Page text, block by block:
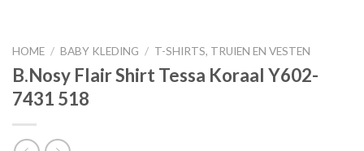
HOME / BABY KLEDING / T-SHIRTS, TRUIEN EN VESTEN
B.Nosy Flair Shirt Tessa Koraal Y602-
7431 518